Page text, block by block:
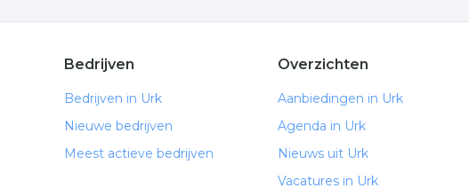
Bedrijven
Bedrijven in Urk
Nieuwe bedrijven
Meest actieve bedrijven
Overzichten
Aanbiedingen in Urk
Agenda in Urk
Nieuws uit Urk
Vacatures in Urk